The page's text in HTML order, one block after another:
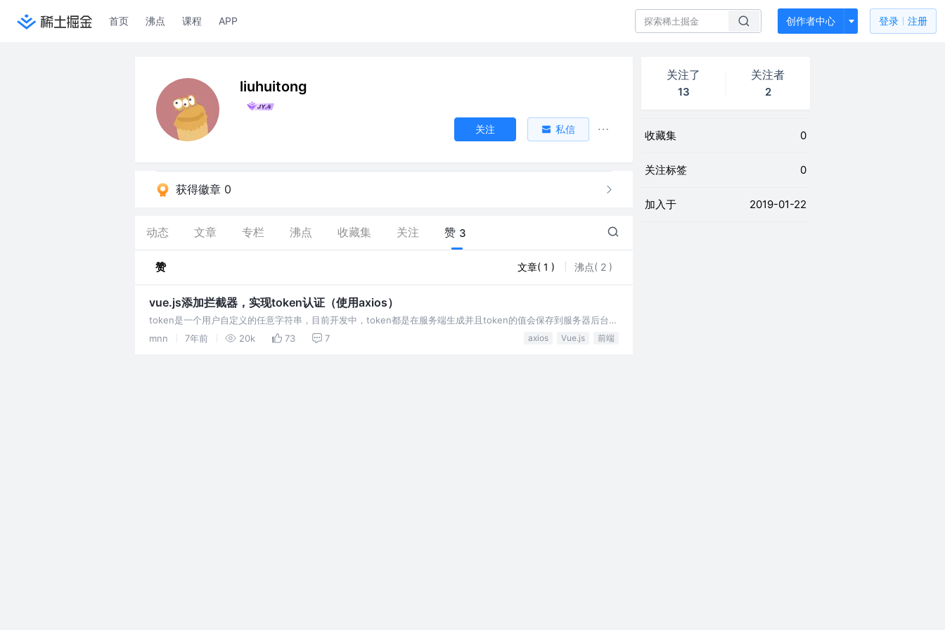
首页 沸点 课程 APP 创作者中心 登录 注册
liuhuitong
关注 私信
获得徽章 0
动态 文章 专栏 沸点 收藏集 关注 赞 3
赞 文章( 1 ) 沸点( 2 )
vue.js添加拦截器，实现token认证（使用axios）
token是一个用户自定义的任意字符串，目前开发中，token都是在服务端生成并且token的值会保存到服务器后台。
只有服务器和客户端知道这个字符串，于是，这个token就成了两者之间的秘钥，它可以让服务器确认请求是来自客
mnn 7年前 20k 73 7 axios Vue.js 前端
关注了
13
关注者
2
收藏集 0
关注标签 0
加入于 2019-01-22